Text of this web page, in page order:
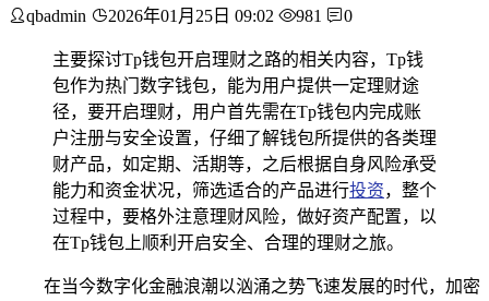
qbadmin 2026年01月25日 09:02 981 0
主要探讨Tp钱包开启理财之路的相关内容，Tp钱
包作为热门数字钱包，能为用户提供一定理财途
径，要开启理财，用户首先需在Tp钱包内完成账
户注册与安全设置，仔细了解钱包所提供的各类理
财产品，如定期、活期等，之后根据自身风险承受
能力和资金状况，筛选适合的产品进行投资，整个
过程中，要格外注意理财风险，做好资产配置，以
在Tp钱包上顺利开启安全、合理的理财之旅。
在当今数字化金融浪潮以汹涌之势飞速发展的时代，加密